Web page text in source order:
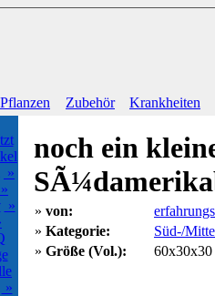
Pflanzen Zubehör Krankheiten
»
»
»
»
noch ein
» von:
» Kategorie:
Süd-/
» Größe (Vol.):